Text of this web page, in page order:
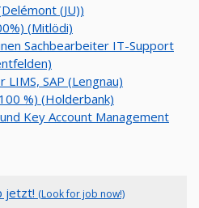
(JU))
(Mitlödi)
Sachbearbeiter IT-Support
SAP (Lengnau)
%) (Holderbank)
Key Account Management
jetzt! (Look for job now!)